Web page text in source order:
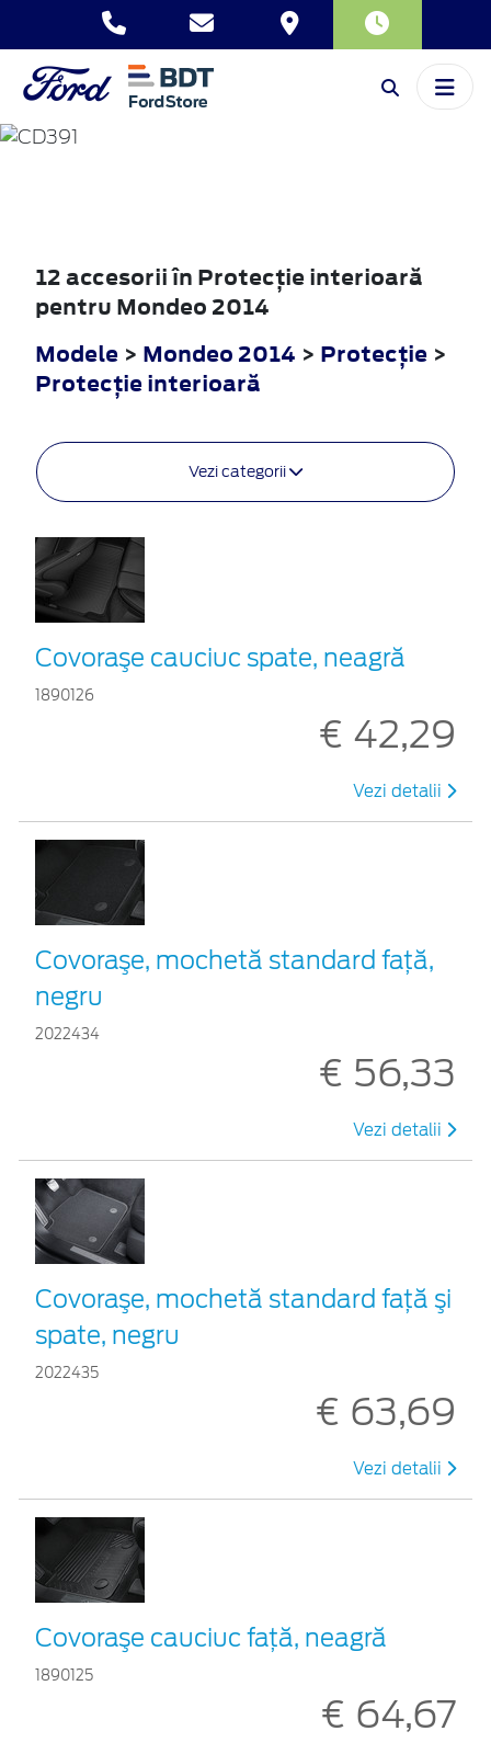
MONDEO
12 accesorii în Protecţie interioară
pentru Mondeo 2014
Modele > Mondeo 2014 > Protecţie >
Protecţie interioară
Vezi categorii
Covoraşe cauciuc spate, neagră
1890126
€ 42,29
Vezi detalii
Covoraşe, mochetă standard faţă,
negru
2022434
€ 56,33
Vezi detalii
Covoraşe, mochetă standard faţă şi
spate, negru
2022435
€ 63,69
Vezi detalii
Covoraşe cauciuc faţă, neagră
1890125
€ 64,67